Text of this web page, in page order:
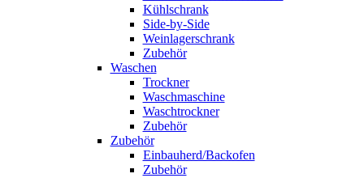
Kühlschrank
Side-by-Side
Weinlagerschrank
Zubehör
Waschen
Trockner
Waschmaschine
Waschtrockner
Zubehör
Zubehör
Einbauherd/Backofen
Zubehör